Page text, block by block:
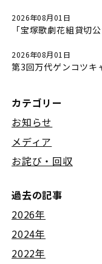
2026年08月01日
「宝塚歌劇花組貸切
2026年08月01日
第3回万代ゲンコツキ
カテゴリー
お知らせ
メディア
お詫び・回収
過去の記事
2026年
2024年
2022年